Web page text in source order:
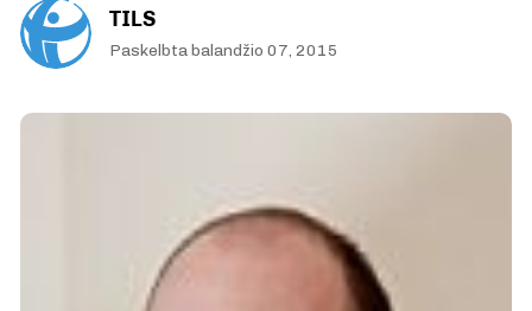
TILS
Paskelbta balandžio 07, 2015